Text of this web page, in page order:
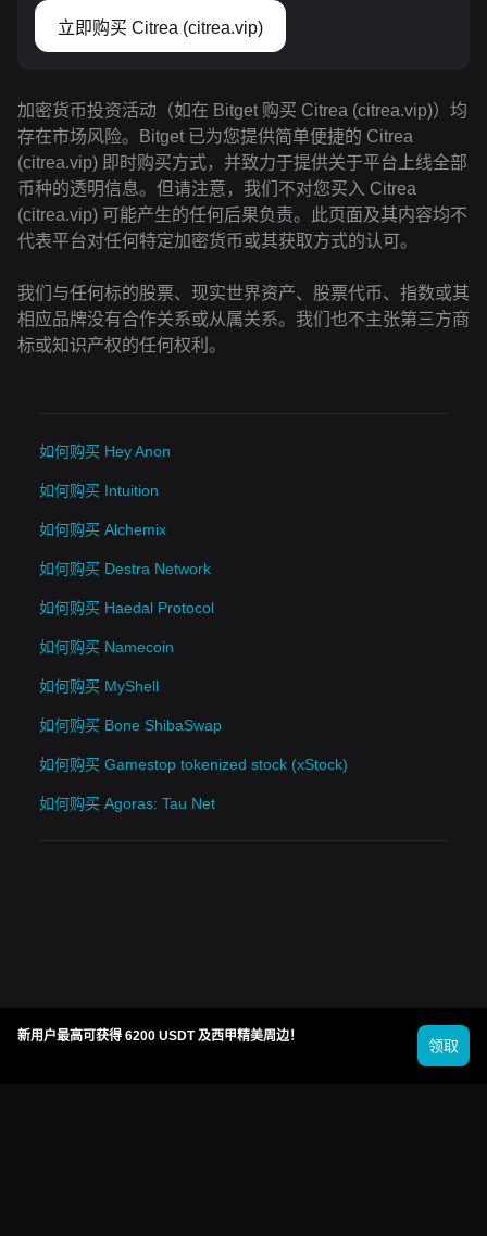
立即购买 Citrea (citrea.vip)
加密货币投资活动（如在 Bitget 购买 Citrea (citrea.vip)）均
存在市场风险。Bitget 已为您提供简单便捷的 Citrea
(citrea.vip) 即时购买方式，并致力于提供关于平台上线全部
币种的透明信息。但请注意，我们不对您买入 Citrea
(citrea.vip) 可能产生的任何后果负责。此页面及其内容均不
代表平台对任何特定加密货币或其获取方式的认可。
我们与任何标的股票、现实世界资产、股票代币、指数或其
相应品牌没有合作关系或从属关系。我们也不主张第三方商
标或知识产权的任何权利。
如何购买 Hey Anon
如何购买 Intuition
如何购买 Alchemix
如何购买 Destra Network
如何购买 Haedal Protocol
如何购买 Namecoin
如何购买 MyShell
如何购买 Bone ShibaSwap
如何购买 Gamestop tokenized stock (xStock)
如何购买 Agoras: Tau Net
新用户最高可获得 6200 USDT 及西甲精美周边！
领取